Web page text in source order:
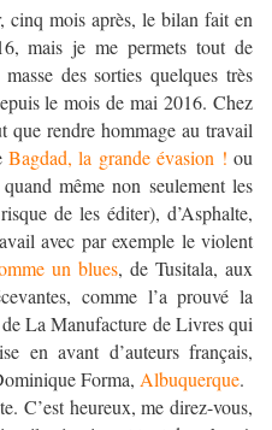
cinq mois après, le bilan fait en
mais je me permets tout de
des sorties quelques très
le mois de mai 2016. Chez
que rendre hommage au travail
Bagdad, la grande évasion ! ou
même non seulement les
de les éditer), d’Asphalte,
avec par exemple le violent
un blues, de Tusitala, aux
comme l’a prouvé la
La Manufacture de Livres qui
en avant d’auteurs français,
Forma, Albuquerque.
C’est heureux, me direz-vous,